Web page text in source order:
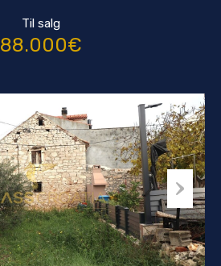
Til salg
88.000€